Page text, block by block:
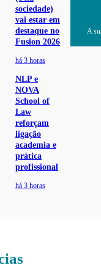
sociedade)
vai estar em
destaque no
Fusion 2026
há 3 horas
NLP e
NOVA
School of
Law
reforçam
ligação
academia e
prática
profissional
há 3 horas
A